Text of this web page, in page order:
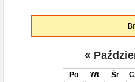
«
Po Wt Śr